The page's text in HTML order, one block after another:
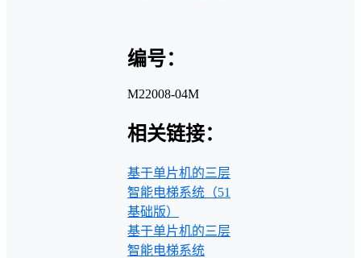
编号：
M22008-04M
相关链接：
基于单片机的三层
智能电梯系统（51
基础版）
基于单片机的三层
智能电梯系统